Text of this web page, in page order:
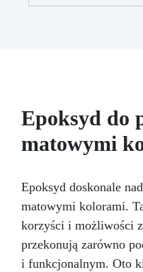
Epoksyd do
matowymi
Epoksyd doskonale
matowymi kolorami.
korzyści i możliwości
przekonują zarówno
i funkcjonalnym. Oto